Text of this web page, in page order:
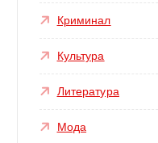
Криминал
Культура
Литература
Мода